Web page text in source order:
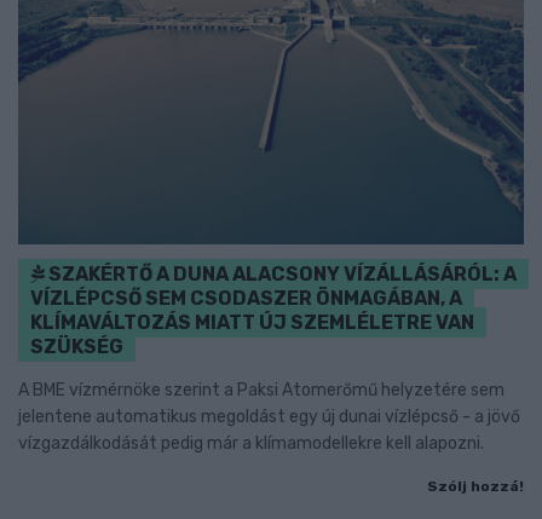
SZAKÉRTŐ A DUNA ALACSONY VÍZÁLLÁSÁRÓL: A
VÍZLÉPCSŐ SEM CSODASZER ÖNMAGÁBAN, A
KLÍMAVÁLTOZÁS MIATT ÚJ SZEMLÉLETRE VAN
SZÜKSÉG
A BME vízmérnöke szerint a Paksi Atomerőmű helyzetére sem
jelentene automatikus megoldást egy új dunai vízlépcső - a jövő
vízgazdálkodását pedig már a klímamodellekre kell alapozni.
Szólj hozzá!